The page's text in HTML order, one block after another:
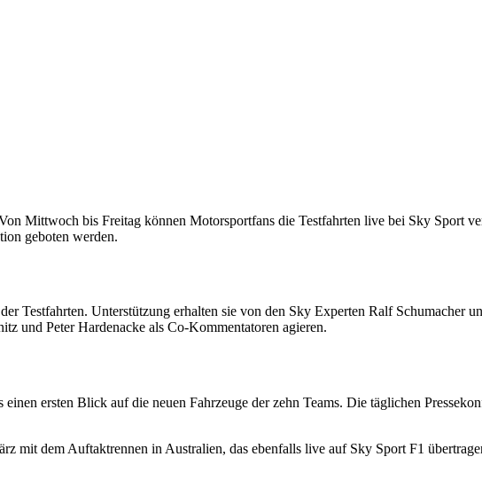
Mittwoch bis Freitag können Motorsportfans die Testfahrten live bei Sky Sport
geboten werden.
Testfahrten. Unterstützung erhalten sie von den Sky Experten Ralf Schumacher
und Peter Hardenacke als Co-Kommentatoren agieren.
ersten Blick auf die neuen Fahrzeuge der zehn Teams. Die täglichen
mit dem Auftaktrennen in Australien, das ebenfalls live auf Sky Sport F1